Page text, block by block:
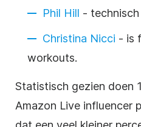
Phil Hill -
Christina Nicci - is
workouts.
Statistisch gezien doen
Amazon Live influencer